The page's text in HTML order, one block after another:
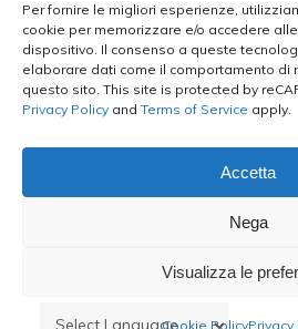
Per fornire le migliori esperienze,
cookie per memorizzare e/o accedere
dispositivo. Il consenso a queste
elaborare dati come il comportamento di
questo sito. This site is protected by
Privacy Policy and Terms of Service apply.
Accetta
Nega
Visualizza le
Cookie PolicyPrivacy
facebook instagram
email
Le Bontà del